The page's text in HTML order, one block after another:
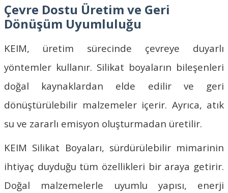
Çevre Dostu Üretim ve Geri
Dönüşüm Uyumluluğu
KEIM, üretim sürecinde çevreye duyarlı
yöntemler kullanır. Silikat boyaların bileşenleri
doğal kaynaklardan elde edilir ve geri
dönüştürülebilir malzemeler içerir. Ayrıca, atık
su ve zararlı emisyon oluşturmadan üretilir.
KEIM Silikat Boyaları, sürdürülebilir mimarinin
ihtiyaç duyduğu tüm özellikleri bir araya getirir.
Doğal malzemelerle uyumlu yapısı, enerji